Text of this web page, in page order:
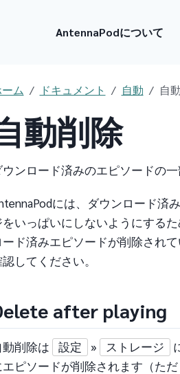
AntennaPodについて
ム ドキュメント 自動 自
動削除
ウンロード済みのエピソードの
には、ダウンロード済
をいっぱいにしないようにする
ード済みエピソードが削除され
してください。
after playing
動削除は 設定 » ストレージ
エピソードが削除されます（た